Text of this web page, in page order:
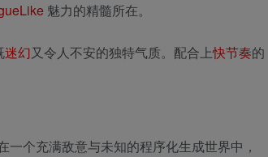
魅力的精髓所在。
迷幻又令人不安的独特气质。配合上快节奏的
一个充满敌意与未知的程序化生成世界中，